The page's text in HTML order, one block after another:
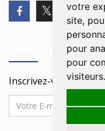
votre
site,
pour
pour
visiteurs.
Inscrivez-vous à